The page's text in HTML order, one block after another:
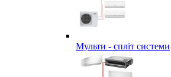
Мульти - спліт системи